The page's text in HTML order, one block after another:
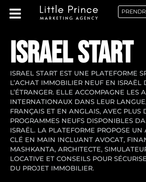
ISRAEL START
ISRAEL START EST UNE PLATEFORME
L’ACHAT IMMOBILIER NEUF EN ISRAËL
L’ÉTRANGER. ELLE ACCOMPAGNE LES
INTERNATIONAUX DANS LEUR
FRANÇAIS ET EN ANGLAIS, AVEC PLUS
PROGRAMMES NEUFS DISPONIBLES
ISRAËL. LA PLATEFORME PROPOSE
CLÉ EN MAIN INCLUANT AVOCAT,
MASHKANTA, ARCHITECTE,
LOCATIVE ET CONSEILS POUR
DU PROJET IMMOBILIER.